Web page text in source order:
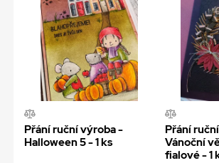
Přání ruční výroba -
Halloween 5 - 1 ks
Přání
Vánoční
fialové - 1